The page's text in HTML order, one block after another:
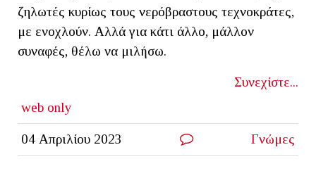
ζηλωτές κυρίως τους νερόβραστους τεχνοκράτες,
με ενοχλούν. Αλλά για κάτι άλλο, μάλλον
συναφές, θέλω να μιλήσω.
Συνεχίστε...
web only
04 Απριλίου 2023 Γνώμες